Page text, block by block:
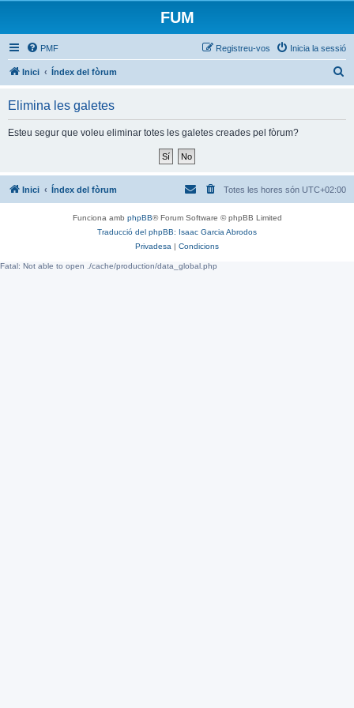
FUM
PMF Inicia la sessió
Registreu-vos
Inici Índex del fòrum
Elimina les galetes
Esteu segur que voleu eliminar totes les galetes creades pel fòrum?
Inici Índex del fòrum Totes les hores són UTC+02:00
Funciona amb phpBB® Forum Software © phpBB Limited
Traducció del phpBB: Isaac Garcia Abrodos
Privadesa | Condicions
Fatal: Not able to open ./cache/production/data_global.php